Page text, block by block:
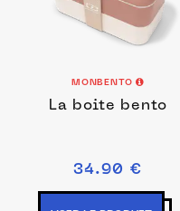
MONBENTO
La boite bento
34.90 €